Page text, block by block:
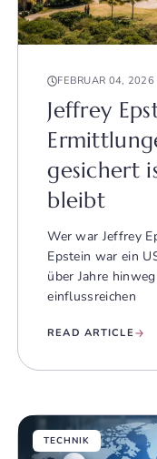
FEBRUAR 04, 2026
Jeffrey
gesichert
bleibt
Wer war Jeffrey
Epstein war ein
über Jahre
einflussreichen
READ ARTICLE
TECHNIK